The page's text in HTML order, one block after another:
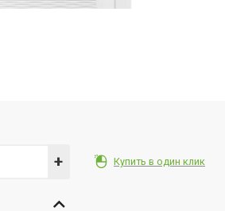
Купить в один клик
+